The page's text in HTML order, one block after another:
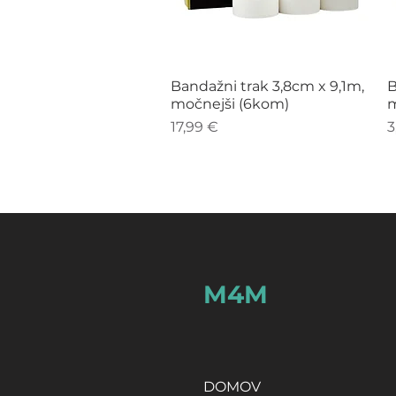
Hiter ogled
Bandažni trak 3,8cm x 9,1m,
močnejši (6kom)
Cena
17,99 €
M4M
DOMOV